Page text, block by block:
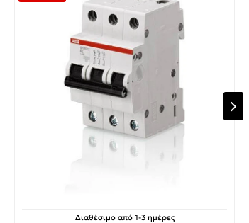
Διαθέσιμο από 1-3 ημέρες